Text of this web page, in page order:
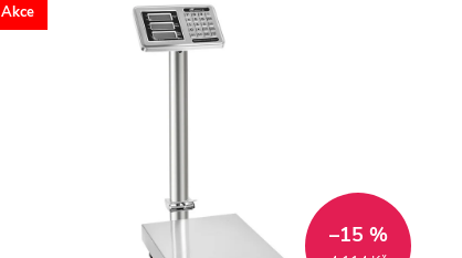
Akce
–15 %